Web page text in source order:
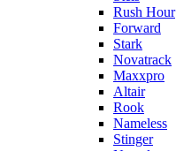
Rush Hour
Forward
Stark
Novatrack
Maxxpro
Altair
Rook
Nameless
Stinger